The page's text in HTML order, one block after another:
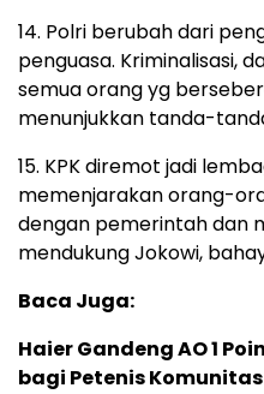
14. Polri berubah dari
penguasa. Kriminalisasi,
semua orang yg
menunjukkan tanda-
15. KPK diremot jadi
memenjarakan orang-
dengan pemerintah dan
mendukung Jokowi,
Baca Juga:
Haier Gandeng AO 1
bagi Petenis